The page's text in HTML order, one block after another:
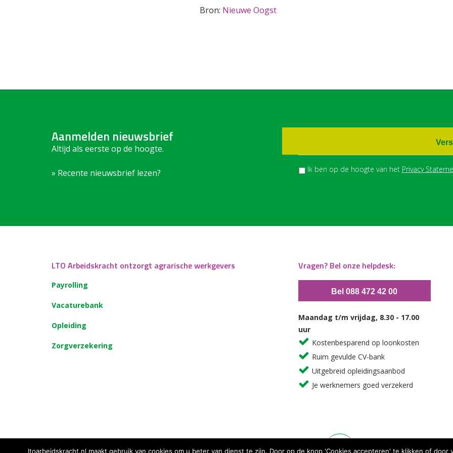
Bron: Nieuwe Oogst
Aanmelden nieuwsbrief
Altijd als eerste op de hoogte.
» Recente nieuwsbrief lezen? Ik ben op de hoogte van het Privacy
LTO Arbeidskracht ontzorgt agrarische werkgevers
Payrolling
Vacaturebank
Opleiding
Zorgverzekering
Vragen? Bel onze helpdesk:
Bel 088 472 42 00
Maandag t/m vrijdag, 8.30 - 17.00
uur
Kostenbesparend op loonkosten
Ruim gevulde CV-bank
Uitgebreid opleidingsaanbod
Je werknemers goed verzekerd
ltoarbeidskracht.nl maakt gebruik van cookies om u beter van dienst te zijn. Door op de knop 'Cookies accepteren' te klikken of